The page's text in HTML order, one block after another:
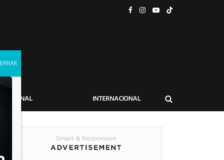
NACIONAL INTERNACIONAL